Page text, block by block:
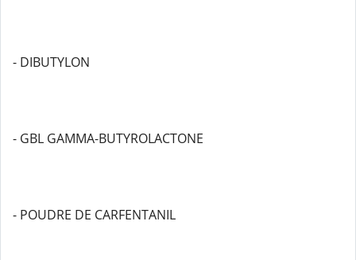
- DIBUTYLON
- GBL GAMMA-BUTYROLACTONE
- POUDRE DE CARFENTANIL